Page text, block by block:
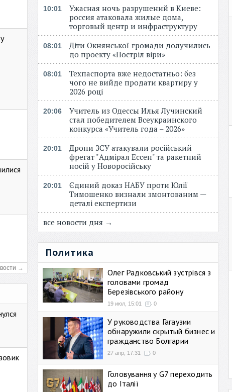
→
10:01
Ужасная ночь разрушений в Киеве:
россия атаковала жилые дома,
торговый центр и инфраструктуру
08:01
Діти Окнянської громади долучились
до проекту «Постріл віри»
08:01
Техпаспорта вже недостатньо: без
чого не вийде продати квартиру у
2026 році
20:06
Учитель из Одессы Илья Лучинский
стал победителем Всеукраинского
конкурса «Учитель года – 2026»
20:01
Дрони ЗСУ атакували російський
фрегат "Адмірал Ессен" та ракетний
носій у Новоросійську
20:01
Єдиний доказ НАБУ проти Юлії
Тимошенко визнали змонтованим —
деталі експертизи
все новости дня →
Политика
Олег Радковський зустрівся з
головами громад
Березівського району
19 июл, 15:01 0
У руководства Гагаузии
обнаружили скрытый бизнес и
гражданство Болгарии
27 апр, 17:31 0
Головування у G7 переходить
до Італії